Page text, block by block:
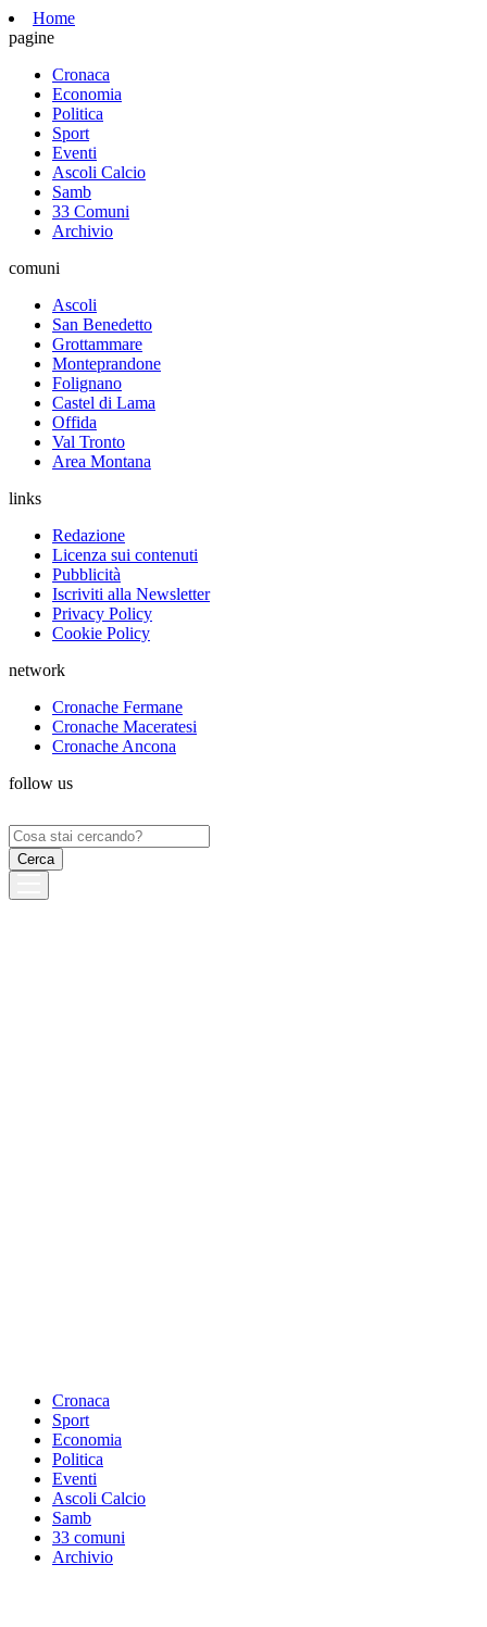
Home
pagine
Cronaca
Economia
Politica
Sport
Eventi
Ascoli Calcio
Samb
33 Comuni
Archivio
comuni
Ascoli
San Benedetto
Grottammare
Monteprandone
Folignano
Castel di Lama
Offida
Val Tronto
Area Montana
links
Redazione
Licenza sui contenuti
Pubblicità
Iscriviti alla Newsletter
Privacy Policy
Cookie Policy
network
Cronache Fermane
Cronache Maceratesi
Cronache Ancona
follow us
Ricerca
per:
Cronaca
Sport
Economia
Politica
Eventi
Ascoli Calcio
Samb
33 comuni
Archivio